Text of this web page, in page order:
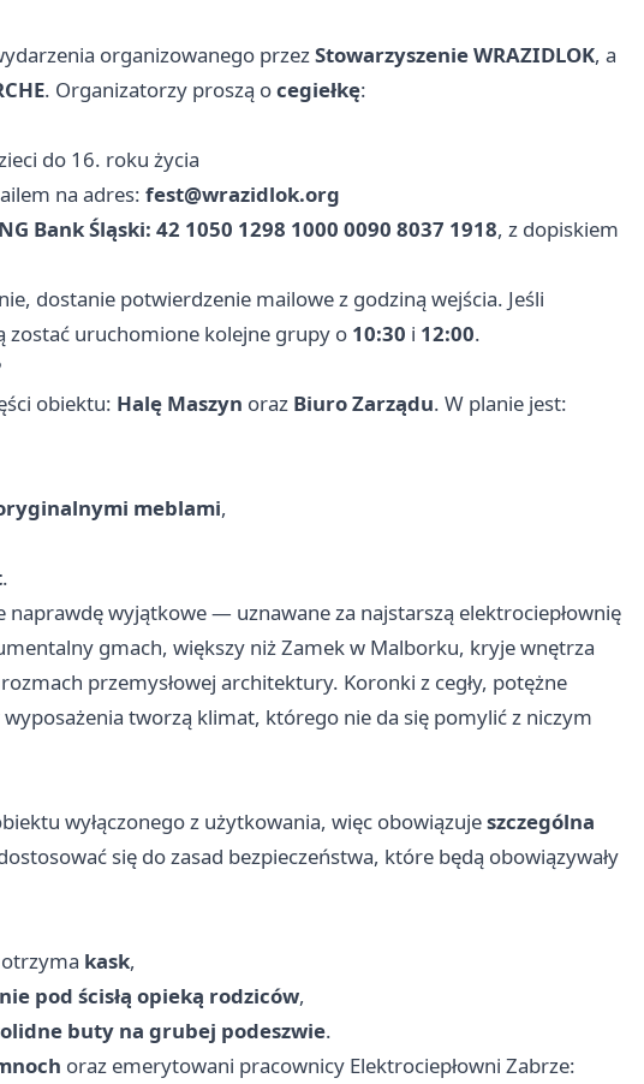
organizowanego przez Stowarzyszenie WRAZIDLOK, a
. Organizatorzy proszą ocegiełkę:
do 16. roku życia
na adres: fest@wrazidlok.org
Bank Śląski: 42 1050 1298 1000 0090 8037 1918, z dopiskiem
dostanie potwierdzenie mailowe z godziną wejścia. Jeśli
zostać uruchomione kolejne grupy o 10:30 i 12:00.
obiektu: Halę Maszyn oraz Biuro Zarządu. W planie jest:
meblami,
.
naprawdę wyjątkowe — uznawane za najstarszą elektrociepłownię
gmach, większy niż Zamek w Malborku, kryje wnętrza
przemysłowej architektury. Koronki z cegły, potężne
tworzą klimat, którego nie da się pomylić z niczym
wyłączonego z użytkowania, więc obowiązujeszczególna
się do zasad bezpieczeństwa, które będą obowiązywały
kask,
pod ścisłą opieką rodziców,
buty na grubej podeszwie.
oraz emerytowani pracownicy Elektrociepłowni Zabrze: